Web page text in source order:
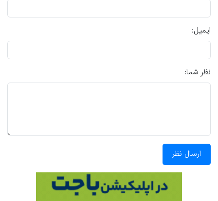
ایمیل:
نظر شما:
ارسال نظر